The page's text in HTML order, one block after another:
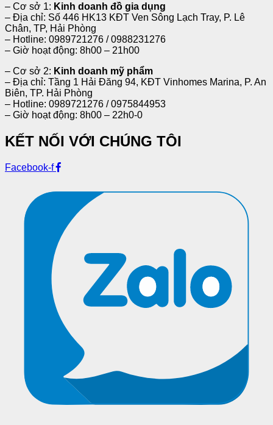
– Cơ sở 1: Kinh doanh đồ gia dụng
– Địa chỉ: Số 446 HK13 KĐT Ven Sông Lạch Tray, P. Lê
Chân, TP, Hải Phòng
– Hotline: 0989721276 / 0988231276
– Giờ hoạt động: 8h00 – 21h00
– Cơ sở 2: Kinh doanh mỹ phẩm
– Địa chỉ: Tầng 1 Hải Đăng 94, KĐT Vinhomes Marina, P. An
Biên, TP. Hải Phòng
– Hotline: 0989721276 / 0975844953
– Giờ hoạt động: 8h00 – 22h0-0
KẾT NỐI VỚI CHÚNG TÔI
Facebook-f